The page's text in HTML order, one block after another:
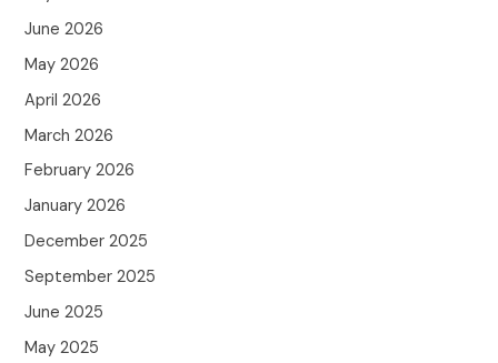
June 2026
May 2026
April 2026
March 2026
February 2026
January 2026
December 2025
September 2025
June 2025
May 2025